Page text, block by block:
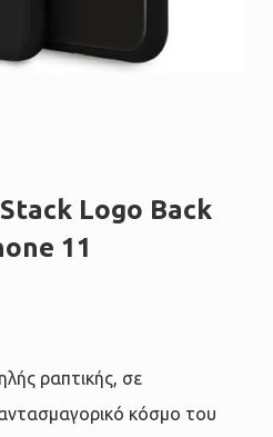
Logo Back
11
ραπτικής, σε
κόσμο του